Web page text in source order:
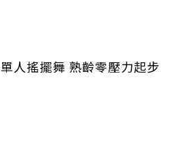
單人搖擺舞 熟齡零壓力起步